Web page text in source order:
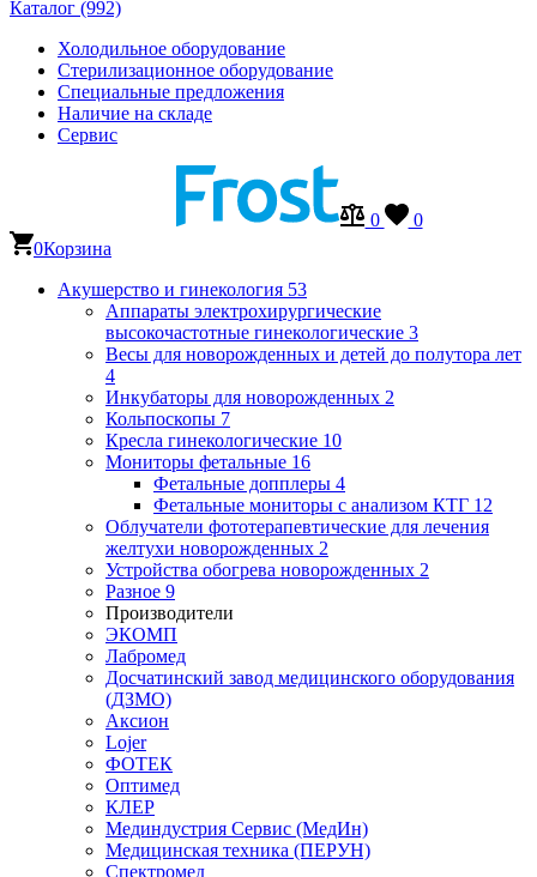
Каталог (992)
Холодильное оборудование
Стерилизационное оборудование
Специальные предложения
Наличие на складе
Сервис
0
0
0Корзина
Акушерство и гинекология 53
Аппараты электрохирургические
высокочастотные гинекологические 3
Весы для новорожденных и детей до полутора лет
4
Инкубаторы для новорожденных 2
Кольпоскопы 7
Кресла гинекологические 10
Мониторы фетальные 16
Фетальные допплеры 4
Фетальные мониторы с анализом КТГ 12
Облучатели фототерапевтические для лечения
желтухи новорожденных 2
Устройства обогрева новорожденных 2
Разное 9
Производители
ЭКОМП
Лабромед
Досчатинский завод медицинского оборудования
(ДЗМО)
Аксион
Lojer
ФОТЕК
Оптимед
КЛЕР
Мединдустрия Сервис (МедИн)
Медицинская техника (ПЕРУН)
Спектромед